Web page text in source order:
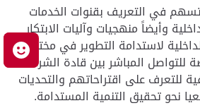
في التعريف بقنوات الخدمات
وأيضاً منهجيات وآليات الابتكار
لاستدامة التطوير في مختلف
للتواصل المباشر بين قادة الشرطة
للتعرف على اقتراحاتهم والتحديات
نحو تحقيق التنمية المستدامة.